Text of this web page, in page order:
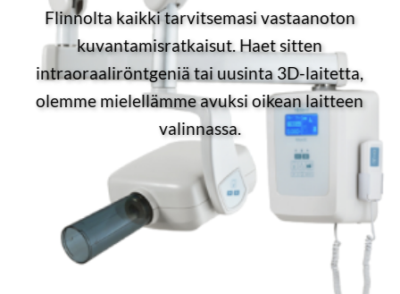
Flinnolta kaikki tarvitsemasi vastaanoton
kuvantamisratkaisut. Haet sitten
intraoraaliröntgeniä tai uusinta 3D-laitetta,
olemme mielellämme avuksi oikean laitteen
valinnassa.